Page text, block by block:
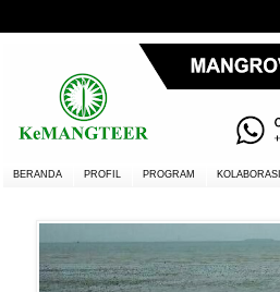
BERANDA PROFIL PROGRAM KOLABORASI